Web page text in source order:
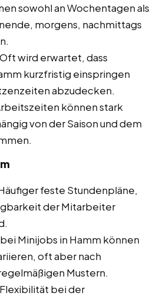
sowohl an Wochentagen als
morgens, nachmittags
wird erwartet, dass
kurzfristig einspringen
abzudecken.
können stark
von der Saison und dem
feste Stundenpläne,
der Mitarbeiter
Minijobs in Hamm können
oft aber nach
Mustern.
bei der